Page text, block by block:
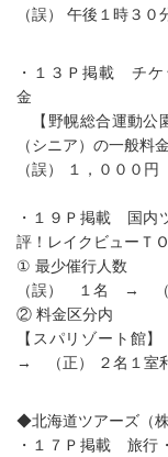
（誤） 午後１時
・１３Ｐ掲載 チケ
金
【野幌総合運動公
（シニア）の一般料金
（誤） １，０００
・１９Ｐ掲載 国内
評！レイクビューＴ
① 最少催行人数
（誤） １名 →
② 料金区分内
【スパリゾート館
→ （正） ２名１室
◆北海道ツアーズ（
・１７Ｐ掲載 旅行